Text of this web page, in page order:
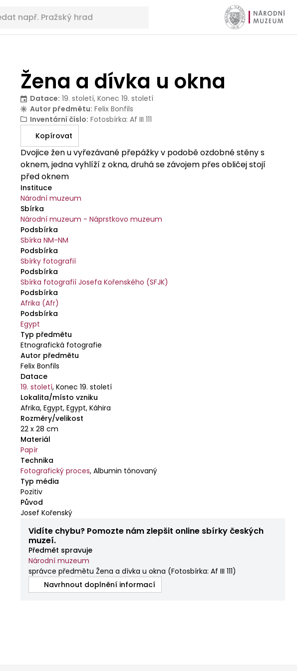
Žena a dívka u okna
Datace: 19. století, Konec 19. století
Autor předmětu: Felix Bonfils
Inventární číslo: Fotosbírka: Af III 111
Kopírovat
Dvojice žen u vyřezávané přepážky v podobě ozdobné stěny s
oknem, jedna vyhlíží z okna, druhá se závojem přes obličej stojí
před oknem
Instituce
Národní muzeum
Sbírka
Národní muzeum - Náprstkovo muzeum
Podsbírka
Sbírka NM-NM
Podsbírka
Sbírky fotografií
Podsbírka
Sbírka fotografií Josefa Kořenského (SFJK)
Podsbírka
Afrika (Afr)
Podsbírka
Egypt
Typ předmětu
Etnografická fotografie
Autor předmětu
Felix Bonfils
Datace
19. století,Konec 19. století
Lokalita/místo vzniku
Afrika, Egypt, Egypt, Káhira
Rozměry/velikost
22 x 28 cm
Materiál
Papír
Technika
Fotografický proces,Albumin tónovaný
Typ média
Pozitiv
Původ
Josef Kořenský
Vidíte chybu? Pomozte nám zlepšit online sbírky českých
muzeí.
Předmět spravuje
Národní muzeum
správce předmětu Žena a dívka u okna (Fotosbírka: Af III 111)
Navrhnout doplnění informací